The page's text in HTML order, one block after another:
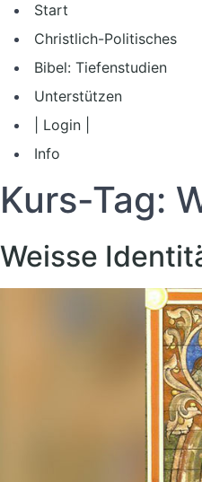
Start
Christlich-Politisches
Bibel: Tiefenstudien
Unterstützen
| Login |
Info
Kurs-Tag:
Weisse